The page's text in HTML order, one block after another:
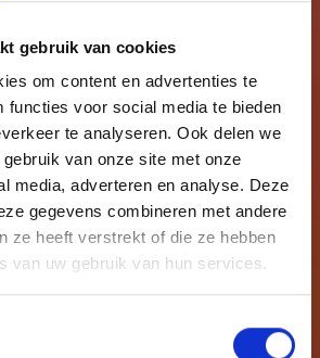
gebruik van cookies
om content en advertenties te
functies voor social media te bieden
te analyseren. Ook delen we
van onze site met onze
media, adverteren en analyse. Deze
gegevens combineren met andere
ze heeft verstrekt of die ze hebben
van uw gebruik van hun services.